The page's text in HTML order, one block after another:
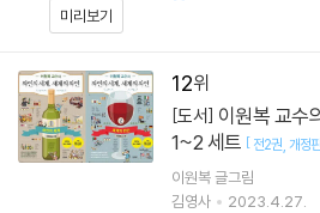
미리보기
12
[도서]
1~2 세트 [ 전2권 개정
이원복글그림
김영사
2023.4.27.